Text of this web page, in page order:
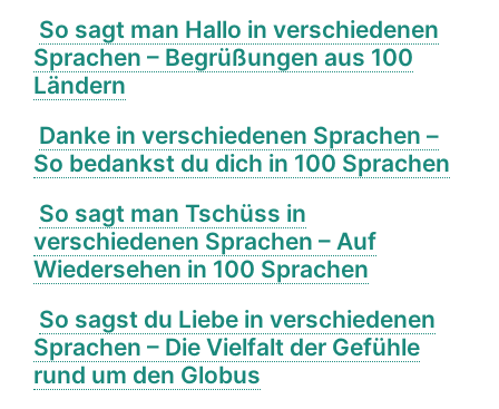
So sagt man Hallo in verschiedenen
Sprachen – Begrüßungen aus 100
Ländern
Danke in verschiedenen Sprachen –
So bedankst du dich in 100 Sprachen
So sagt man Tschüss in
verschiedenen Sprachen – Auf
Wiedersehen in 100 Sprachen
So sagst du Liebe in verschiedenen
Sprachen – Die Vielfalt der Gefühle
rund um den Globus